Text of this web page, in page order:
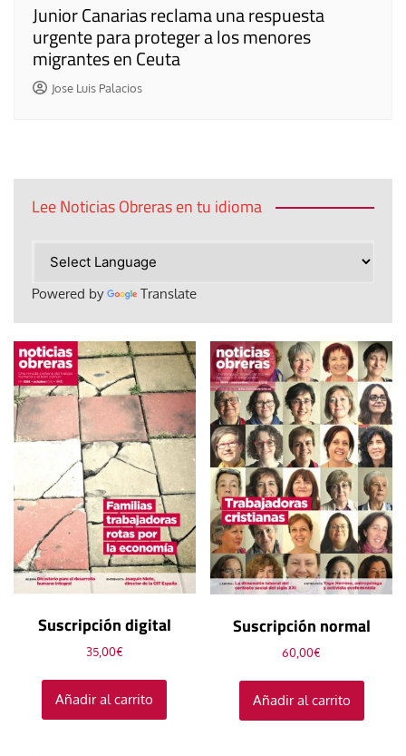
Junior Canarias reclama una respuesta
urgente para proteger a los menores
migrantes en Ceuta
Jose Luis Palacios
Lee Noticias Obreras en tu idioma
Powered by Translate
Suscripción digital
35,00€
Añadir al carrito
Suscripción normal
60,00€
Añadir al carrito